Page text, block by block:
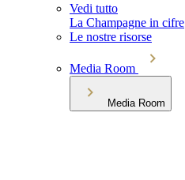
Vedi tutto
La Champagne in cifre
Le nostre risorse
Media Room
Media Room